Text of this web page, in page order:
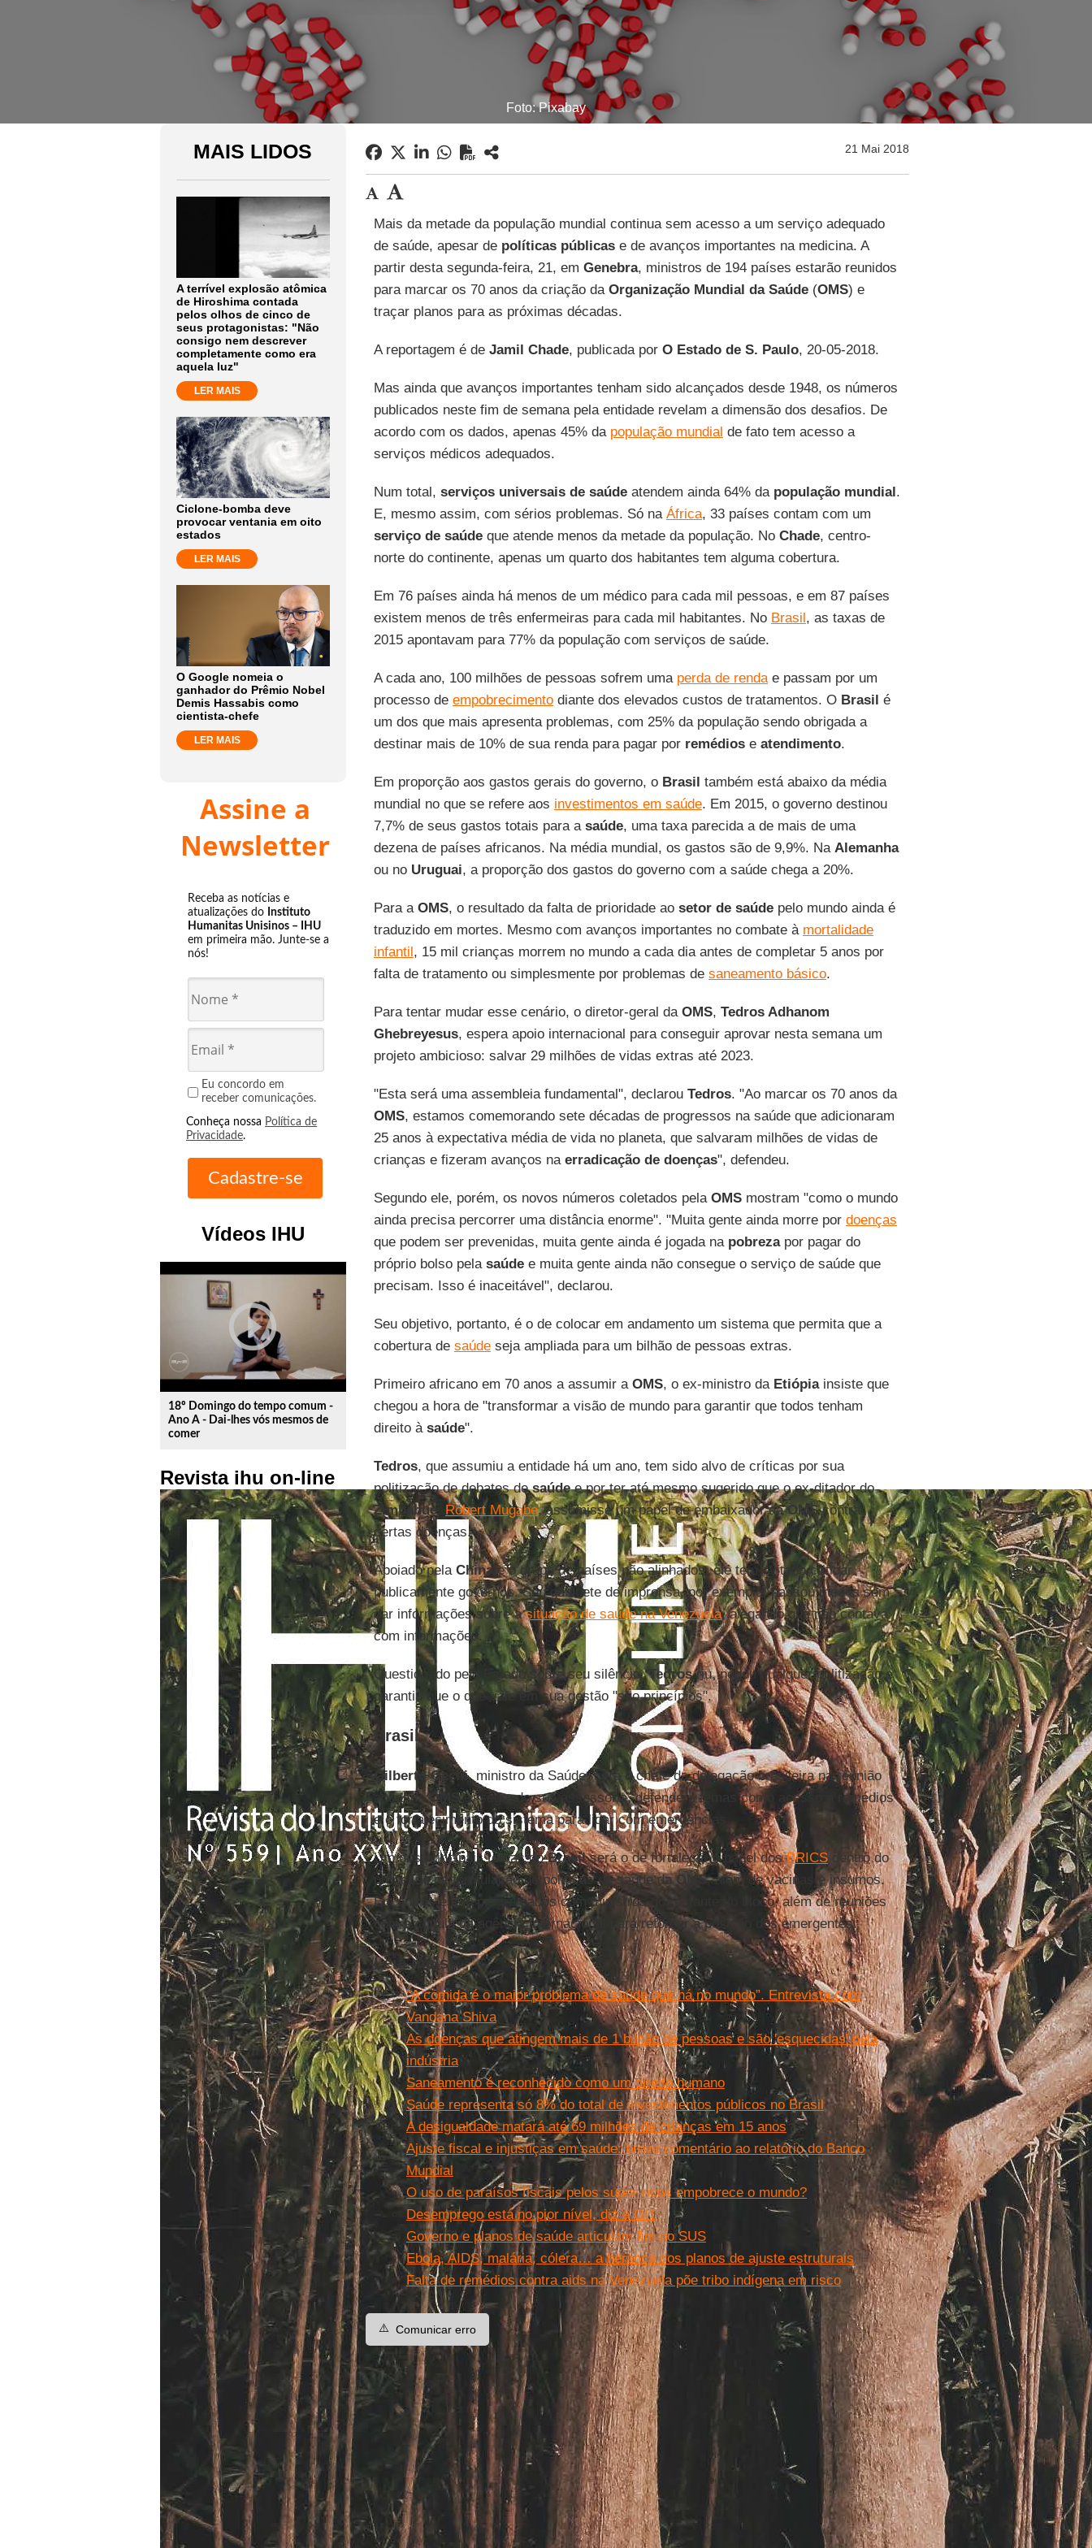
Foto: Pixabay
MAIS LIDOS
A terrível explosão atômica
de Hiroshima contada
pelos olhos de cinco de
seus protagonistas: "Não
consigo nem descrever
completamente como era
aquela luz"
LER MAIS
Ciclone-bomba deve
provocar ventania em oito
estados
LER MAIS
O Google nomeia o
ganhador do Prêmio Nobel
Demis Hassabis como
cientista-chefe
LER MAIS
Assine a
Newsletter
Receba as notícias e
atualizações do Instituto
Humanitas Unisinos – IHU
em primeira mão. Junte-se a
nós!
Eu concordo em
receber comunicações.
Conheça nossa Política de
Privacidade.
Vídeos IHU
play_circle_outline
18º Domingo do tempo comum -
Ano A - Dai-lhes vós mesmos de
comer
Revista ihu on-line
21 Mai 2018
Mais da metade da população mundial continua sem acesso a um serviço adequado
de saúde, apesar de políticas públicase de avanços importantes na medicina. A
partir desta segunda-feira, 21, em Genebra, ministros de 194 países estarão reunidos
para marcar os 70 anos da criação da Organização Mundial da Saúde (OMS) e
traçar planos para as próximas décadas.
A reportagem é de Jamil Chade, publicada porO Estado de S. Paulo, 20-05-2018.
Mas ainda que avanços importantes tenham sido alcançados desde 1948, os números
publicados neste fim de semana pela entidade revelam a dimensão dos desafios. De
acordo com os dados, apenas 45% da população mundial de fato tem acesso a
serviços médicos adequados.
Num total, serviços universais de saúdeatendem ainda 64% da população mundial.
E, mesmo assim, com sérios problemas. Só na África, 33 países contam com um
serviço de saúdeque atende menos da metade da população. No Chade, centro-
norte do continente, apenas um quarto dos habitantes tem alguma cobertura.
Em 76 países ainda há menos de um médico para cada mil pessoas, e em 87 países
existem menos de três enfermeiras para cada mil habitantes. No Brasil, as taxas de
2015 apontavam para 77% da população com serviços de saúde.
A cada ano, 100 milhões de pessoas sofrem uma perda de rendae passam por um
processo de empobrecimentodiante dos elevados custos de tratamentos. O Brasil é
um dos que mais apresenta problemas, com 25% da população sendo obrigada a
destinar mais de 10% de sua renda para pagar por remédiose atendimento.
Em proporção aos gastos gerais do governo, o Brasil também está abaixo da média
mundial no que se refere aos investimentos em saúde. Em 2015, o governo destinou
7,7% de seus gastos totais para a saúde, uma taxa parecida a de mais de uma
dezena de países africanos. Na média mundial, os gastos são de 9,9%. Na Alemanha
ou noUruguai, a proporção dos gastos do governo com a saúde chega a 20%.
Para a OMS, o resultado da falta de prioridade ao setor de saúdepelo mundo ainda é
traduzido em mortes. Mesmo com avanços importantes no combate à mortalidade
infantil, 15 mil crianças morrem no mundo a cada dia antes de completar 5 anos por
falta de tratamento ou simplesmente por problemas de saneamento básico.
Para tentar mudar esse cenário, o diretor-geral da OMS, Tedros Adhanom
Ghebreyesus, espera apoio internacional para conseguir aprovar nesta semana um
projeto ambicioso: salvar 29 milhões de vidas extras até 2023.
"Esta será uma assembleia fundamental", declarou Tedros. "Ao marcar os 70 anos da
OMS, estamos comemorando sete décadas de progressos na saúde que adicionaram
25 anos à expectativa média de vida no planeta, que salvaram milhões de vidas de
crianças e fizeram avanços na erradicação de doenças", defendeu.
Segundo ele, porém, os novos números coletados pela OMSmostram "como o mundo
ainda precisa percorrer uma distância enorme". "Muita gente ainda morre por doenças
que podem ser prevenidas, muita gente ainda é jogada na pobrezapor pagar do
próprio bolso pelasaúdee muita gente ainda não consegue o serviço de saúde que
precisam. Isso é inaceitável", declarou.
Seu objetivo, portanto, é o de colocar em andamento um sistema que permita que a
cobertura de saúdeseja ampliada para um bilhão de pessoas extras.
Primeiro africano em 70 anos a assumir a OMS, o ex-ministro da Etiópiainsiste que
chegou a hora de "transformar a visão de mundo para garantir que todos tenham
direito à saúde".
Tedros, que assumiu a entidade há um ano, tem sido alvo de críticas por sua
politização de debates desaúdee por ter até mesmo sugerido que o ex-ditador do
Zimbabue, Robert Mugabe, assumisse um papel de embaixador daOMScontra
certas doenças.
Apoiado pela China e o grupo de países não alinhados, ele tem evitado criticar
publicamente governos. Seu gabinete de imprensa, por exemplo, passou meses sem
dar informações sobre asituação de saúde na Venezuela, alegando que não contava
com informações.
Questionado pelo Estado sobre seu silêncio,Tedrosriu, negou qualquer politização e
garantiu que o que vale em sua gestão "são princípios".
Brasil
Gilberto Occhi, ministro da Saúde, será o chefe da delegação brasileira na reunião
anual daOMSe, segundo sua assessoria, defenderá temas como acesso a remédios
e o fortalecimento do sistema para lidar com emergências.
Um dos principais temas doBrasilserá o de fortalecer o papel dosBRICSdentro do
processo de formulação de políticas de saúde daOMS, além de vacinas e insumos.
Encontros estão programados com ministros do restante do bloco, além de reuniões
com a cúpula da agência internacional para reforçar a posição dos emergentes.
Leia mais
“A comida é o maior problema de saúde que há no mundo”. Entrevista com
Vandana Shiva
As doenças que atingem mais de 1 bilhão de pessoas e são 'esquecidas' pela
indústria
Saneamento é reconhecido como um direito humano
Saúde representa só 8% do total de investimentos públicos no Brasil
A desigualdade matará até 69 milhões de crianças em 15 anos
Ajuste fiscal e injustiças em saúde: breve comentário ao relatório do Banco
Mundial
O uso de paraísos fiscais pelos super-ricos empobrece o mundo?
Desemprego está no pior nível, diz a OIT
Governo e planos de saúde articulam fim do SUS
Ebola, AIDS, malária, cólera… a herança dos planos de ajuste estruturais
Falta de remédios contra aids na Venezuela põe tribo indígena em risco
⚠️ Comunicar erro